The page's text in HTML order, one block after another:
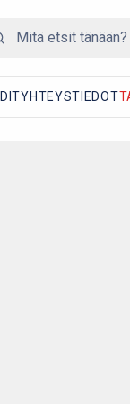
YHTEYSTIEDOT